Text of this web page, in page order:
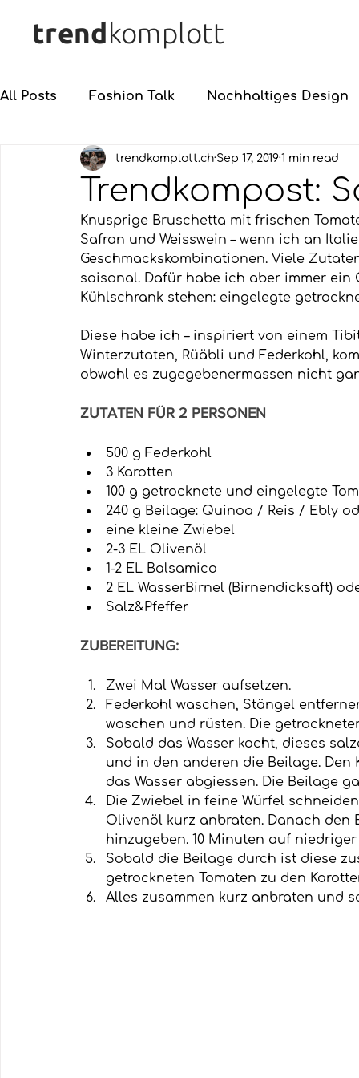
trend komplott
All Posts Fashion Talk Nachhaltiges Design
Trendkompost:
trendkomplott.ch Sep 17, 2019 1 min read
Knusprige Bruschetta mit frischen
Safran und Weisswein – wenn ich an
Geschmackskombinationen. Viele
saisonal. Dafür habe ich aber immer ein
Kühlschrank stehen: eingelegte
Diese habe ich – inspiriert von einem
Winterzutaten, Rüäbli und Federkohl,
obwohl es zugegebenermassen nicht
ZUTATEN FÜR 2 PERSONEN
500 g Federkohl
3 Karotten
100 g getrocknete und eingelegte
240 g Beilage: Quinoa / Reis / Ebly
eine kleine Zwiebel
2-3 EL Olivenöl
1-2 EL Balsamico
2 EL WasserBirnel (Birnendicksaft)
Salz&Pfeffer
ZUBEREITUNG:
Zwei Mal Wasser aufsetzen.
Federkohl waschen, Stängel
waschen und rüsten. Die
Sobald das Wasser kocht, dieses
und in den anderen die Beilage.
das Wasser abgiessen. Die Beilage
Die Zwiebel in feine Würfel
Olivenöl kurz anbraten. Danach den
hinzugeben. 10 Minuten auf
Sobald die Beilage durch ist diese
getrockneten Tomaten zu den
Alles zusammen kurz anbraten und